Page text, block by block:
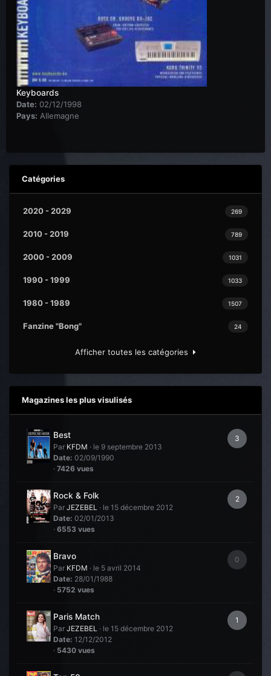
Keyboards
Date: 02/12/1998
Pays: Allemagne
Catégories
269
2020 - 2029
789
2010 - 2019
1031
2000 - 2009
1033
1990 - 1999
1507
1980 - 1989
24
Fanzine "Bong"
Afficher toutes les catégories
Magazines les plus visulisés
3
Best
Par KFDM · le 9 septembre 2013
Date: 02/09/1990
· 7426 vues
2
Rock & Folk
Par JEZEBEL · le 15 décembre 2012
Date: 02/01/2013
· 6553 vues
0
Bravo
Par KFDM · le 5 avril 2014
Date: 28/01/1988
· 5752 vues
1
Paris Match
Par JEZEBEL · le 15 décembre 2012
Date: 12/12/2012
· 5430 vues